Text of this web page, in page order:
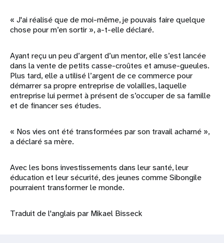
« J'ai réalisé que de moi-même, je pouvais faire quelque
chose pour m’en sortir », a-t-elle déclaré.
Ayant reçu un peu d’argent d’un mentor, elle s’est lancée
dans la vente de petits casse-croûtes et amuse-gueules.
Plus tard, elle a utilisé l’argent de ce commerce pour
démarrer sa propre entreprise de volailles, laquelle
entreprise lui permet à présent de s’occuper de sa famille
et de financer ses études.
« Nos vies ont été transformées par son travail acharné »,
a déclaré sa mère.
Avec les bons investissements dans leur santé, leur
éducation et leur sécurité, des jeunes comme Sibongile
pourraient transformer le monde.
Traduit de l'anglais par Mikael Bisseck